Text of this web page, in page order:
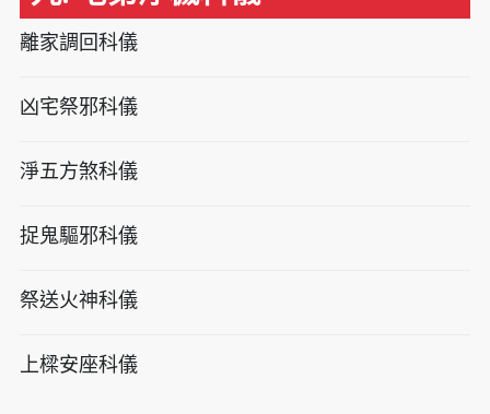
離家調回科儀
凶宅祭邪科儀
淨五方煞科儀
捉鬼驅邪科儀
祭送火神科儀
上樑安座科儀